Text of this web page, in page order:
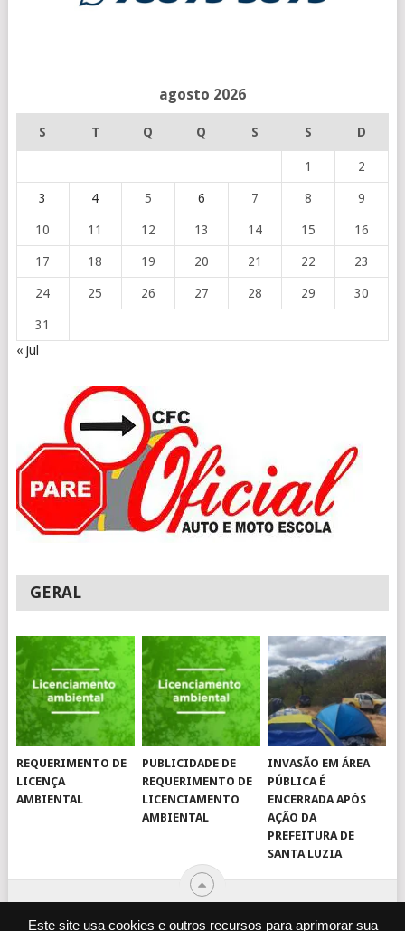
Este site usa cookies e outros recursos para aprimorar sua
agosto 2026
S T Q Q S S D
1 2
3 4 5 6 7 8 9
10 11 12 13 14 15 16
17 18 19 20 21 22 23
24 25 26 27 28 29 30
31
« jul
GERAL
REQUERIMENTO DE
LICENÇA
AMBIENTAL
PUBLICIDADE DE
REQUERIMENTO DE
LICENCIAMENTO
AMBIENTAL
INVASÃO EM ÁREA
PÚBLICA É
ENCERRADA APÓS
AÇÃO DA
PREFEITURA DE
SANTA LUZIA